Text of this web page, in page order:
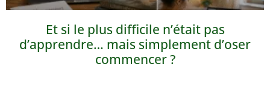
Et si le plus difficile n’était pas
d’apprendre… mais simplement d’oser
commencer ?